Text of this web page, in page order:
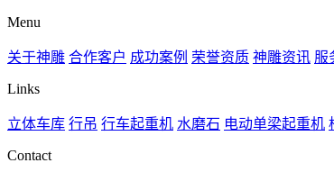
Menu
关于神雕 合作客户 成功案例 荣誉资质 神雕资讯 服
Links
立体车库 行吊 行车起重机 水磨石 电动单梁起重机
Contact